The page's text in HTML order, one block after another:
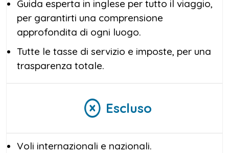
Guida esperta in inglese per tutto il viaggio,
per garantirti una comprensione
approfondita di ogni luogo.
Tutte le tasse di servizio e imposte, per una
trasparenza totale.
Escluso
Voli internazionali e nazionali.